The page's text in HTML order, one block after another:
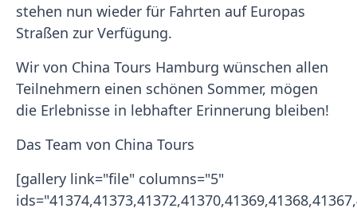
stehen nun wieder für Fahrten auf Europas
Straßen zur Verfügung.
Wir von China Tours Hamburg wünschen allen
Teilnehmern einen schönen Sommer, mögen
die Erlebnisse in lebhafter Erinnerung bleiben!
Das Team von China Tours
[gallery link="file" columns="5"